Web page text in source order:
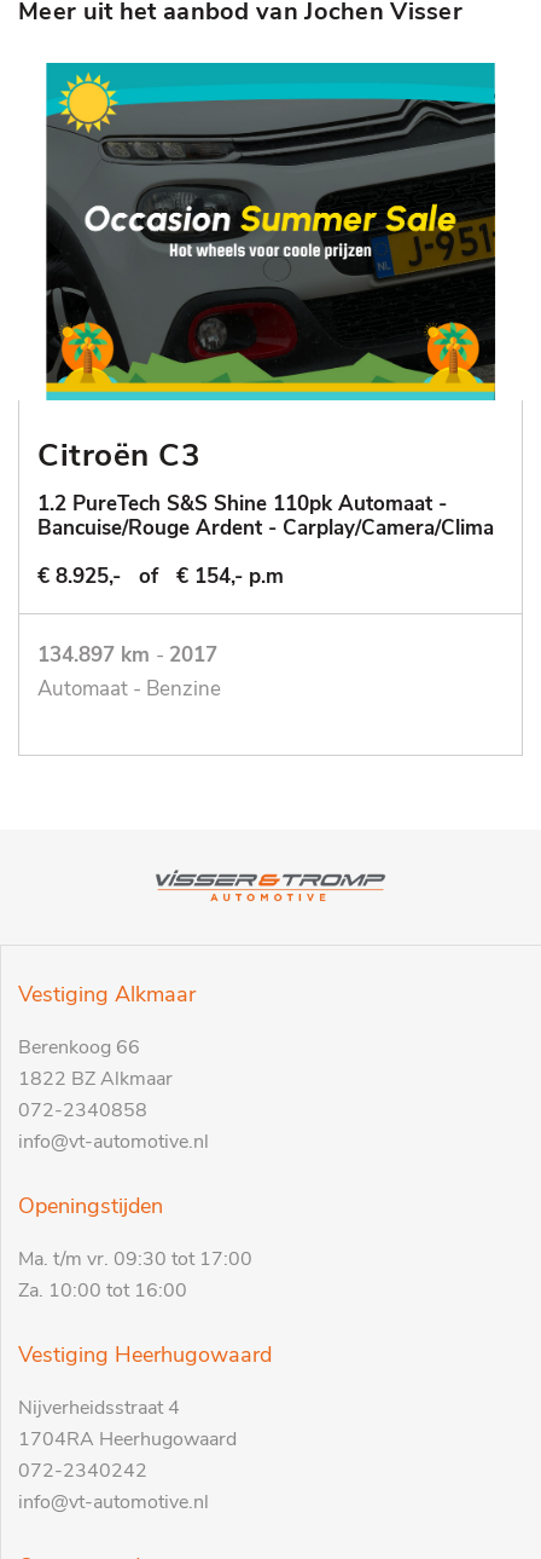
Meer uit het aanbod van Jochen Visser
Citroën C3
1.2 PureTech S&S Shine 110pk Automaat -
Bancuise/Rouge Ardent - Carplay/Camera/Clima
€ 8.925,-
of € 154,- p.m
134.897 km - 2017
Automaat - Benzine
Vestiging Alkmaar
Berenkoog 66
1822 BZ Alkmaar
072-2340858
info@vt-automotive.nl
Openingstijden
Ma. t/m vr. 09:30 tot 17:00
Za. 10:00 tot 16:00
Vestiging Heerhugowaard
Nijverheidsstraat 4
1704RA Heerhugowaard
072-2340242
info@vt-automotive.nl